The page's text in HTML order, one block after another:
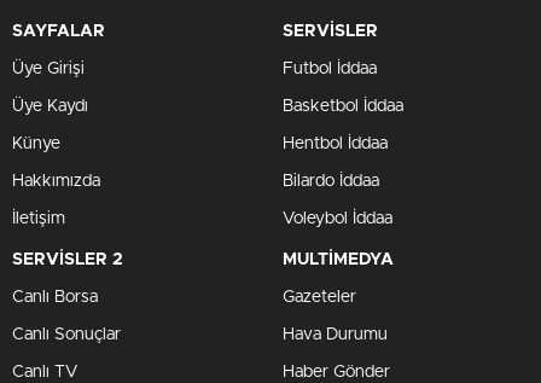
SAYFALAR
Üye Girişi
Üye Kaydı
Künye
Hakkımızda
İletişim
SERVİSLER
Futbol İddaa
Basketbol İddaa
Hentbol İddaa
Bilardo İddaa
Voleybol İddaa
SERVİSLER 2
Canlı Borsa
Canlı Sonuçlar
Canlı TV
MULTİMEDYA
Gazeteler
Hava Durumu
Haber Gönder